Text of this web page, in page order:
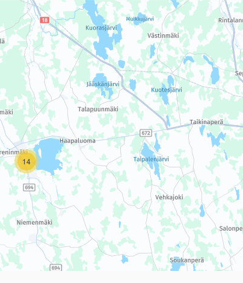
voi käyttää ruudunlukijalla, mutta se voi olla
14